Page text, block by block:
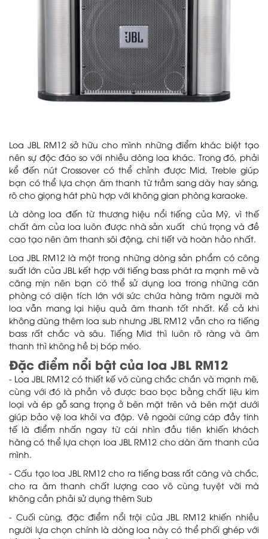
Loa JBL RM12 sở hữu cho mình những điểm khác biệt tạo
nên sự độc đáo so với nhiều dòng loa khác. Trong đó, phải
kể đến nút Crossover có thể chỉnh được Mid, Treble giúp
bạn có thể lựa chọn âm thanh từ trầm sang dày hay sáng,
rõ cho giọng hát phù hợp với không gian phòng karaoke.
Là dòng loa đến từ thương hiệu nổi tiếng của Mỹ, vì thế
chất âm của loa luôn được nhà sản xuất chú trọng và đề
cao tạo nên âm thanh sôi động, chi tiết và hoàn hảo nhất.
Loa JBL RM12 là một trong những dòng sản phẩm có công
suất lớn của JBL kết hợp với tiếng bass phát ra mạnh mẽ và
căng mịn nên bạn có thể sử dụng loa trong những căn
phòng có diện tích lớn với sức chứa hàng trăm người mà
loa vẫn mang lại hiệu quả âm thanh tốt nhất. Kể cả khi
không dùng thêm loa sub nhưng JBL RM12 vẫn cho ra tiếng
bass rất chắc và sâu. Tiếng Mid thì luôn rõ ràng và âm
thanh thì không hề bị bóp méo.
Đặc điểm nổi bật của loa JBL RM12
- Loa JBL RM12 có thiết kế vô cùng chắc chắn và mạnh mẽ,
cùng với đó là phần vỏ được bao bọc bằng chất liệu kim
loại và ép gỗ sang trọng ở bên mặt trên và bên mặt dưới
giúp bảo vệ loa khỏi va đập. Vẻ ngoài cứng cáp đầy tinh
tế là điểm nhấn ngay từ cái nhìn đầu tiên khiến khách
hàng có thể lựa chọn loa JBL RM12 cho dàn âm thanh của
mình.
- Cấu tạo loa JBL RM12 cho ra tiếng bass rất căng và chắc,
cho ra âm thanh chất lượng cao vô cùng tuyệt vời mà
không cần phải sử dụng thêm Sub
- Cuối cùng, đặc điểm nổi trội của JBL RM12 khiến nhiều
người lựa chọn chính là dòng loa này có thể phối ghép với